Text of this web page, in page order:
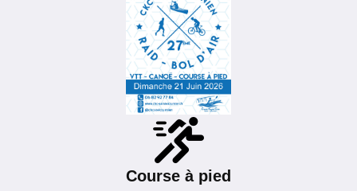
Course à pied